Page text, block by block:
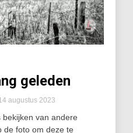
geleden
augustus 2023
bekijken van andere
de foto om deze te